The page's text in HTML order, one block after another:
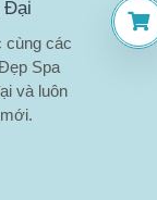
Đại
cùng các
Spa
và luôn